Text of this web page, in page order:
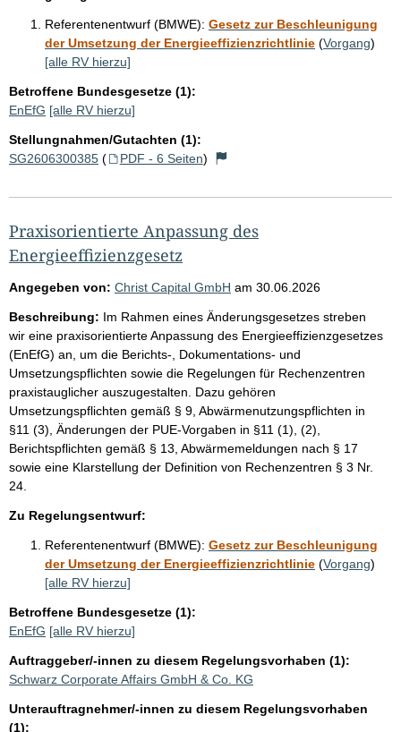
Referentenentwurf (BMWE): Gesetz zur Beschleunigung
der Umsetzung der Energieeffizienzrichtlinie (Vorgang)
[alle RV hierzu]
Betroffene Bundesgesetze (1):
EnEfG [alle RV hierzu]
Stellungnahmen/Gutachten (1):
SG2606300385 ( PDF - 6 Seiten)
Praxisorientierte Anpassung des
Energieeffizienzgesetz
Angegeben von: Christ Capital GmbH am 30.06.2026
Beschreibung: Im Rahmen eines Änderungsgesetzes streben
wir eine praxisorientierte Anpassung des Energieeffizienzgesetzes
(EnEfG) an, um die Berichts-, Dokumentations- und
Umsetzungspflichten sowie die Regelungen für Rechenzentren
praxistauglicher auszugestalten. Dazu gehören
Umsetzungspflichten gemäß § 9, Abwärmenutzungspflichten in
§11 (3), Änderungen der PUE-Vorgaben in §11 (1), (2),
Berichtspflichten gemäß § 13, Abwärmemeldungen nach § 17
sowie eine Klarstellung der Definition von Rechenzentren § 3 Nr.
24.
Zu Regelungsentwurf:
Referentenentwurf (BMWE): Gesetz zur Beschleunigung
der Umsetzung der Energieeffizienzrichtlinie (Vorgang)
[alle RV hierzu]
Betroffene Bundesgesetze (1):
EnEfG [alle RV hierzu]
Auftraggeber/-innen zu diesem Regelungsvorhaben (1):
Schwarz Corporate Affairs GmbH & Co. KG
Unterauftragnehmer/-innen zu diesem Regelungsvorhaben
(1):